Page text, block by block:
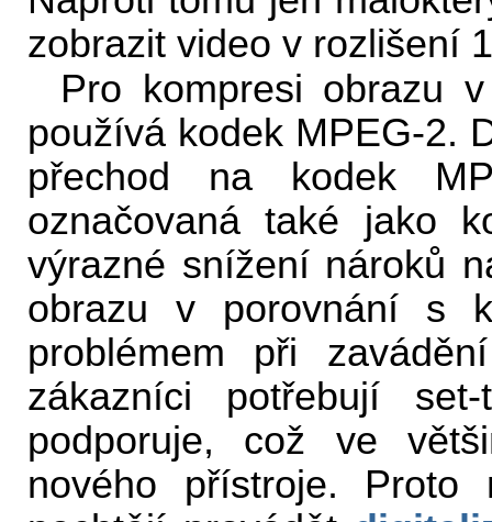
zobrazit video v rozlišení
Pro kompresi obrazu
používá kodek MPEG-2.
přechod na kodek
označovaná také jako
výrazné snížení nároků
obrazu v porovnání s
problémem při
zákazníci potřebují
podporuje, což ve
nového přístroje. Proto